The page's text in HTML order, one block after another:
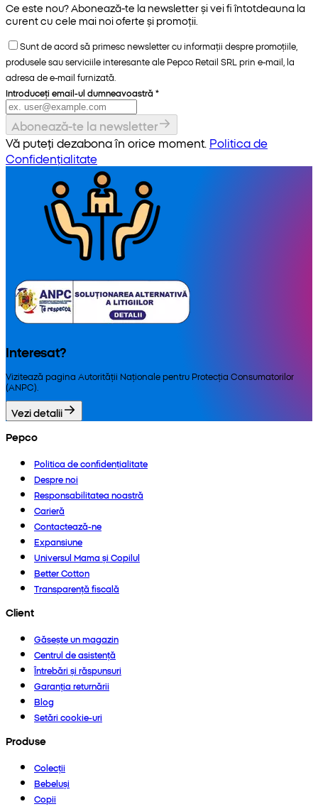
Ce este nou? Abonează-te la newsletter și vei fi întotdeauna la
curent cu cele mai noi oferte și promoții.
Sunt de acord să primesc newsletter cu informații despre promoțiile,
produsele sau serviciile interesante ale Pepco Retail SRL prin e-mail, la
adresa de e-mail furnizată.
Introduceți email-ul dumneavoastră *
Abonează-te la newsletter
Vă puteți dezabona în orice moment. Politica de
Confidențialitate
Interesat?
Vizitează pagina Autorității Naționale pentru Protecția Consumatorilor
(ANPC).
Vezi detalii
Pepco
Politica de confidențialitate
Despre noi
Responsabilitatea noastră
Carieră
Contactează-ne
Expansiune
Universul Mama și Copilul
Better Cotton
Transparență fiscală
Client
Găsește un magazin
Centrul de asistență
Întrebări și răspunsuri
Garanția returnării
Blog
Setări cookie-uri
Produse
Colecții
Bebeluși
Copii